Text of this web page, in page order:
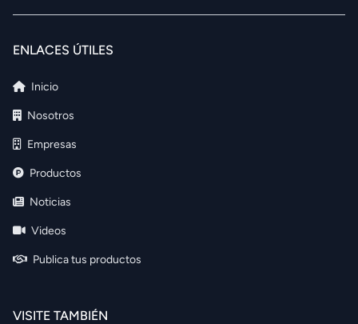
ENLACES ÚTILES
Inicio
Nosotros
Empresas
Productos
Noticias
Videos
Publica tus productos
VISITE TAMBIÉN